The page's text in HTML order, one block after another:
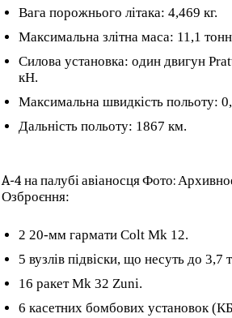
Вага порожнього літака: 4,469 кг.
Максимальна злітна маса: 11,1
Силова установка: один двигун
кН.
Максимальна швидкість польоту:
Дальність польоту: 1867 км.
A-4 на палубі авіаносця Фото:
Озброєння:
2 20-мм гармати Colt Mk 12.
5 вузлів підвіски, що несуть до 3,7
16 ракет Mk 32 Zuni.
6 касетних бомбових установок